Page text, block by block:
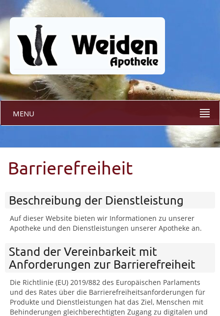
MENU
Barrierefreiheit
Beschreibung der Dienstleistung
Auf dieser Website bieten wir Informationen zu unserer
Apotheke und den Dienstleistungen unserer Apotheke an.
Stand der Vereinbarkeit mit
Anforderungen zur Barrierefreiheit
Die Richtlinie (EU) 2019/882 des Europäischen Parlaments
und des Rates über die Barrierefreiheitsanforderungen für
Produkte und Dienstleistungen hat das Ziel, Menschen mit
Behinderungen gleichberechtigten Zugang zu digitalen und